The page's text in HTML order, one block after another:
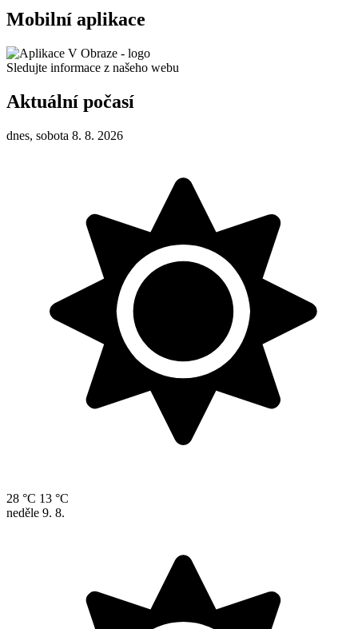
Mobilní aplikace
Sledujte informace z našeho webu
Aktuální počasí
dnes, sobota 8. 8. 2026
28 °C 13 °C
neděle 9. 8.